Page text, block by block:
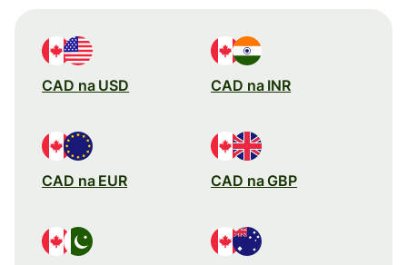
CAD na USD CAD na INR
CAD na EUR CAD na GBP